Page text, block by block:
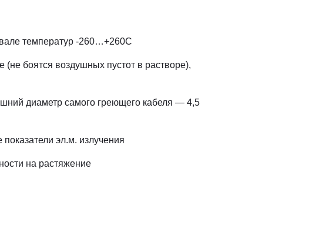
температур -260…+260С
боятся воздушных пустот в растворе),
диаметр самого греющего кабеля — 4,5
эл.м. излучения
на растяжение